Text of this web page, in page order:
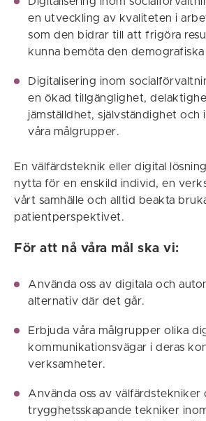
en utveckling av kvaliteten i
som den bidrar till att frigöra
kunna bemöta den
Digitalisering inom
en ökad tillgänglighet,
jämställdhet, självständighet och
våra målgrupper.
En välfärdsteknik eller digital lösning
nytta för en enskild individ, en
vårt samhälle och alltid beakta
patientperspektivet.
För att nå våra mål ska vi:
Använda oss av digitala och
alternativ där det går.
Erbjuda våra målgrupper olika
kommunikationsvägar i deras
verksamheter.
Använda oss av välfärdstekniker
trygghetsskapande tekniker